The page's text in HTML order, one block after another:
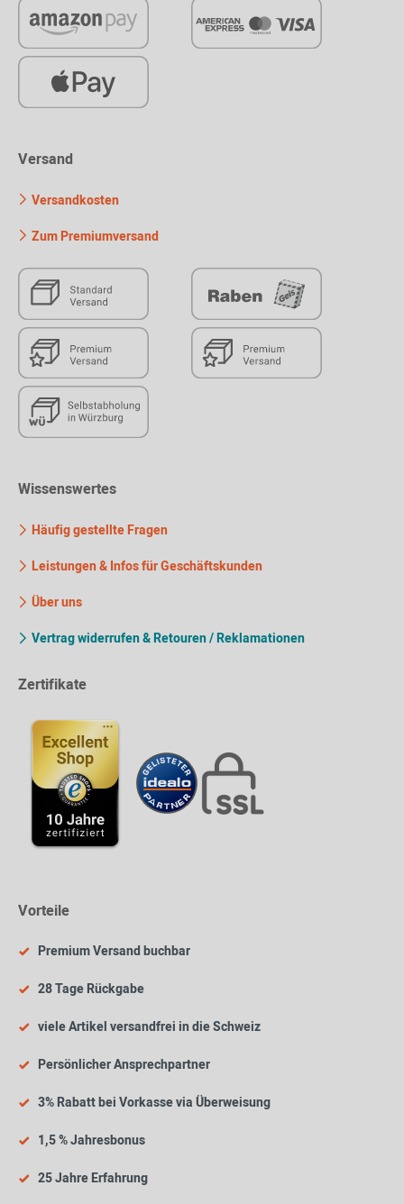
Versand
Versandkosten
Zum Premiumversand
Wissenswertes
Häufig gestellte Fragen
Leistungen & Infos für Geschäftskunden
Über uns
Vertrag widerrufen & Retouren / Reklamationen
Zertifikate
Vorteile
Premium Versand buchbar
28 Tage Rückgabe
viele Artikel versandfrei in die Schweiz
Persönlicher Ansprechpartner
3% Rabatt bei Vorkasse via Überweisung
1,5 % Jahresbonus
25 Jahre Erfahrung